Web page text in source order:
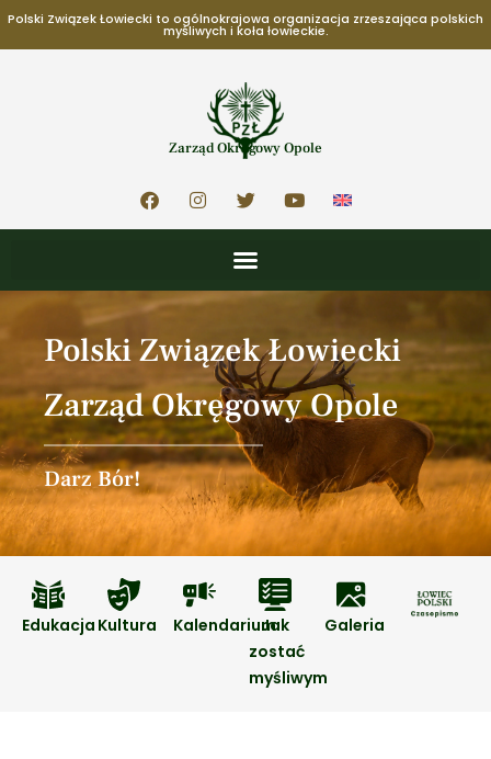
Polski Związek Łowiecki to ogólnokrajowa organizacja zrzeszająca polskich
myśliwych i koła łowieckie.
Zarząd Okręgowy Opole
Polski Związek Łowiecki
Zarząd Okręgowy Opole
Darz Bór!
Edukacja Kultura KalendariumJak
zostać
myśliwym
Galeria